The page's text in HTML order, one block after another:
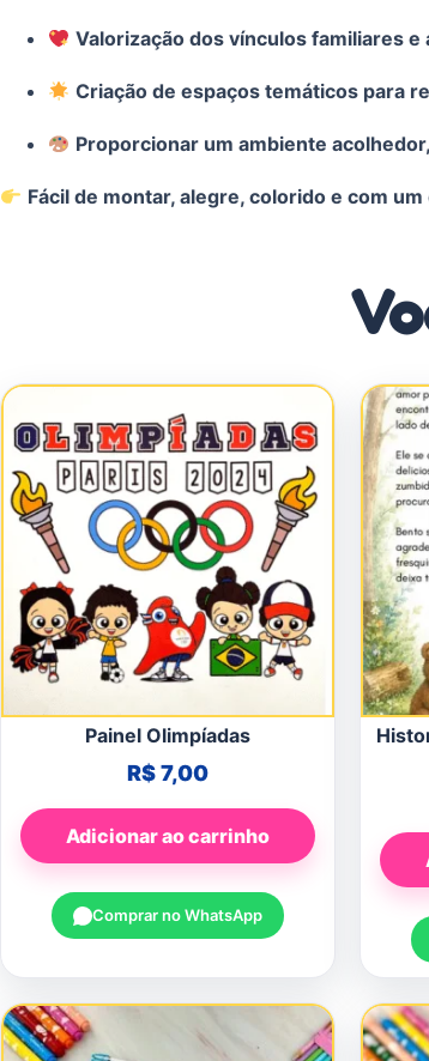
Valorização dos vínculos familiares e
Criação de espaços temáticos para
Proporcionar um ambiente
Fácil de montar, alegre, colorido e com
Painel Olimpíadas
R$7,00
Adicionar ao carrinho
Comprar no WhatsApp